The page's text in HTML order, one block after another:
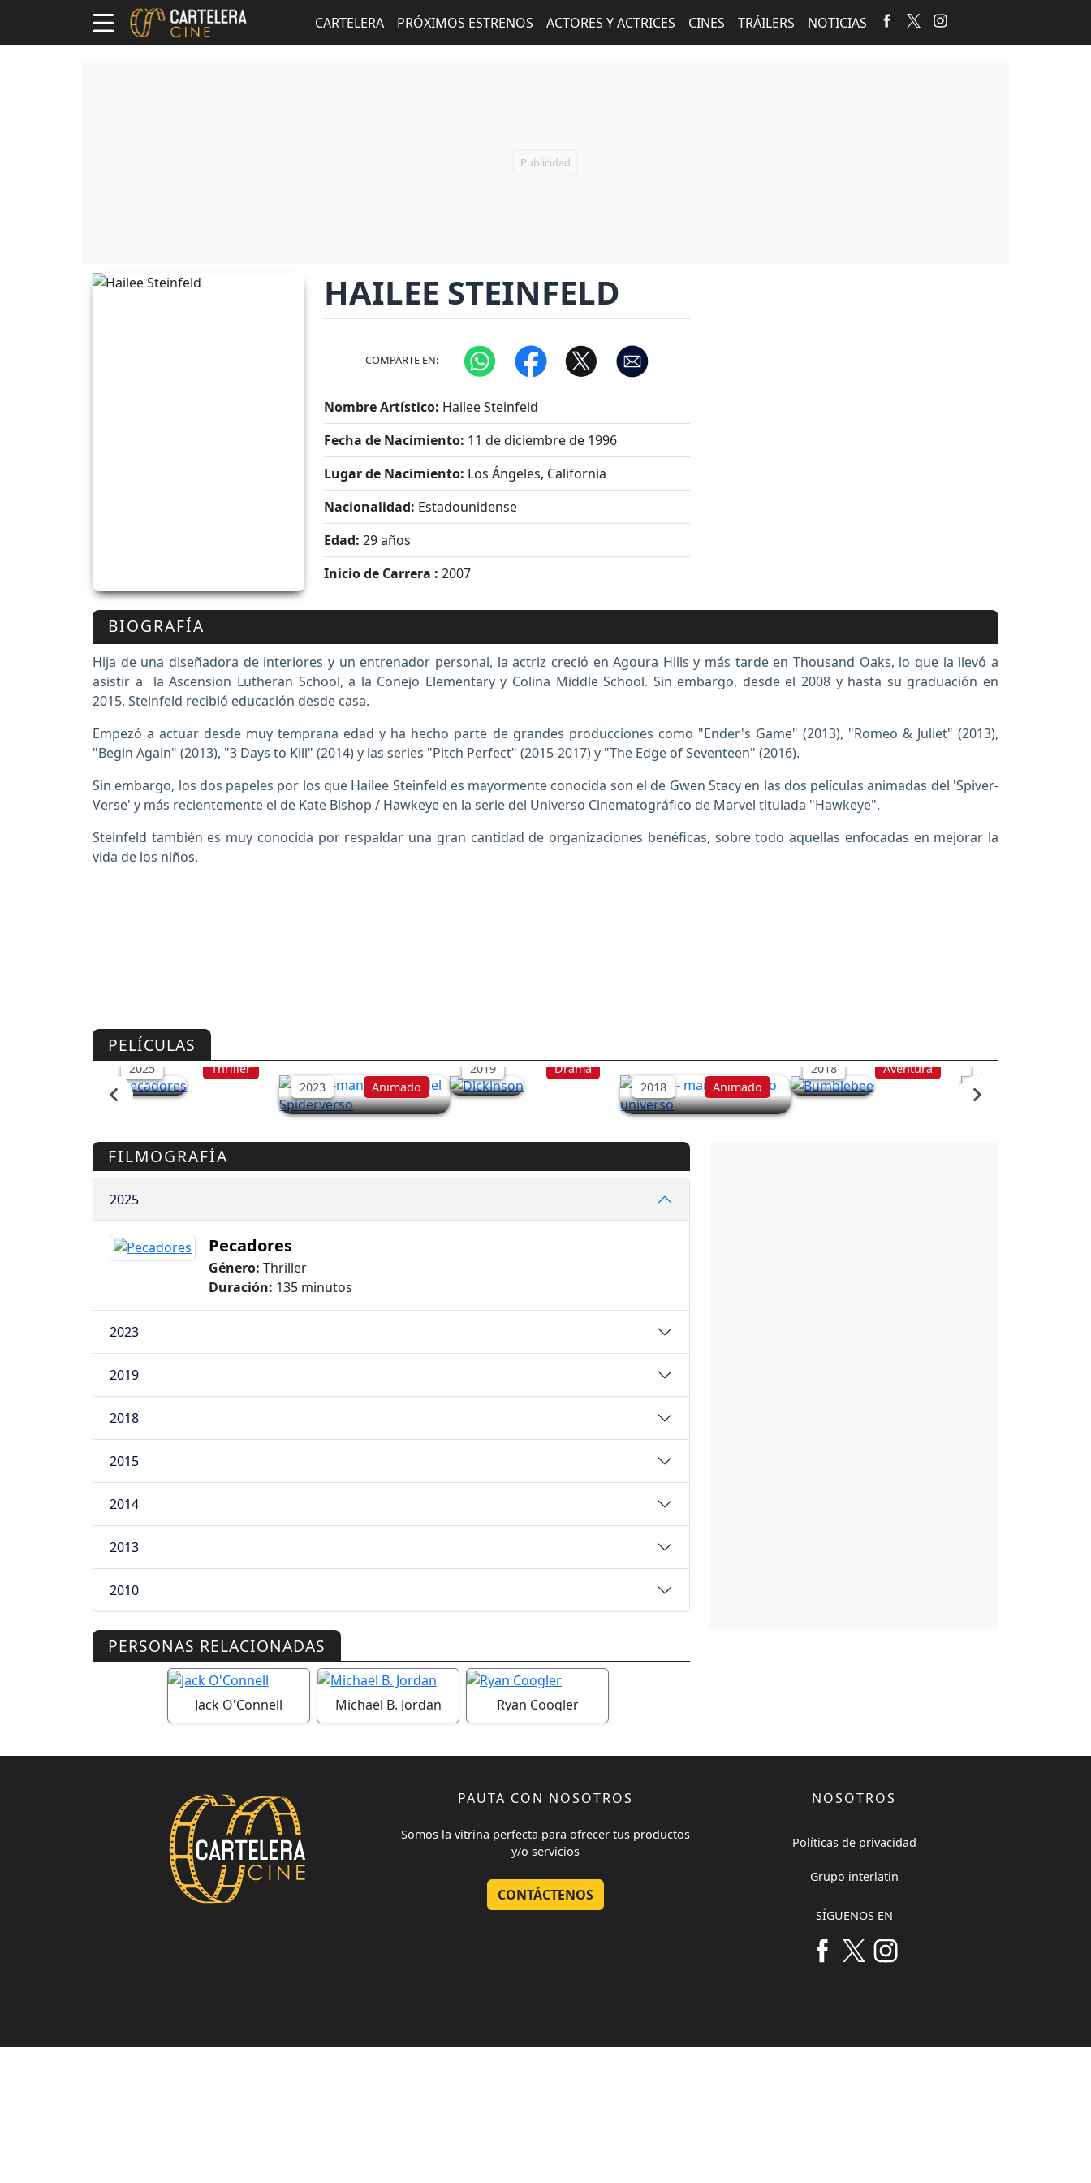
CARTELERA PRÓXIMOS ESTRENOS ACTORES Y ACTRICES CINES TRÁILERS NOTICIAS
HAILEE STEINFELD
COMPARTE EN:
Nombre Artístico: Hailee Steinfeld
Fecha de Nacimiento: 11 de diciembre de 1996
Lugar de Nacimiento: Los Ángeles, California
Nacionalidad: Estadounidense
Edad: 29 años
Inicio de Carrera : 2007
BIOGRAFÍA
Hija de una diseñadora de interiores y un entrenador personal, la actriz creció en Agoura Hills y más tarde en Thousand Oaks, lo que la llevó a
asistir a la Ascension Lutheran School, a la Conejo Elementary y Colina Middle School. Sin embargo, desde el 2008 y hasta su graduación en
2015, Steinfeld recibió educación desde casa.
Empezó a actuar desde muy temprana edad y ha hecho parte de grandes producciones como "Ender's Game" (2013), "Romeo & Juliet" (2013),
"Begin Again" (2013), "3 Days to Kill" (2014) y las series "Pitch Perfect" (2015-2017) y "The Edge of Seventeen" (2016).
Sin embargo, los dos papeles por los que Hailee Steinfeld es mayormente conocida son el de Gwen Stacy en las dos películas animadas del 'Spiver-
Verse' y más recientemente el de Kate Bishop / Hawkeye en la serie del Universo Cinematográfico de Marvel titulada "Hawkeye".
Steinfeld también es muy conocida por respaldar una gran cantidad de organizaciones benéficas, sobre todo aquellas enfocadas en mejorar la
vida de los niños.
PELÍCULAS
Pecadores
2025 Thriller
2023 Animado
2019 Drama
2018 Animado
2018 Aventura 2015
FILMOGRAFÍA
2025
Pecadores
Género: Thriller
Duración: 135 minutos
2023
2019
2018
2015
2014
2013
2010
PERSONAS RELACIONADAS
Jack O'Connell Michael B. Jordan Ryan Coogler
PAUTA CON NOSOTROS
Somos la vitrina perfecta para ofrecer tus productos
y/o servicios
CONTÁCTENOS
NOSOTROS
Políticas de privacidad
Grupo interlatin
SÍGUENOS EN